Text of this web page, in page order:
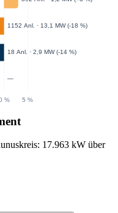
17.963 kW über